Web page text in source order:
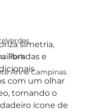
Park
Anne Campinas
simetria,
e
com um olhar
tornando o
ícone de